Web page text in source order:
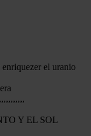
el uranio
Y EL SOL